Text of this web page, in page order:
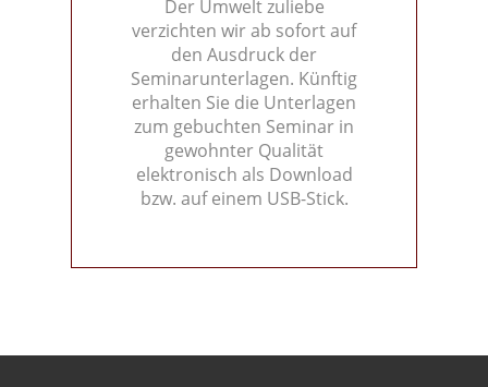
Der Umwelt zuliebe
verzichten wir ab sofort auf
den Ausdruck der
Seminarunterlagen. Künftig
erhalten Sie die Unterlagen
zum gebuchten Seminar in
gewohnter Qualität
elektronisch als Download
bzw. auf einem USB-Stick.